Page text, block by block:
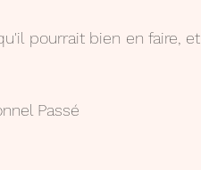
pourrait bien en faire, et
Passé